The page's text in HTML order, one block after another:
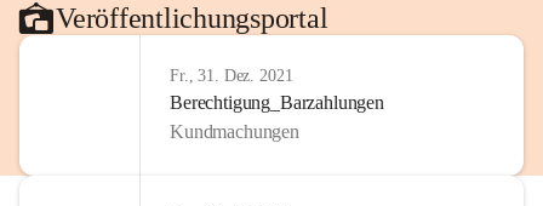
Veröffentlichungsportal
Fr., 31. Dez. 2021
Berechtigung_Barzahlungen
Kundmachungen